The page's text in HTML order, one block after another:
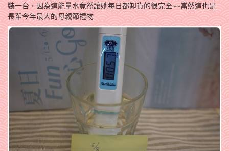
裝一台，因為這能量水竟然讓她每日都卸貨的很完全~~當然這也是
長輩今年最大的母親節禮物